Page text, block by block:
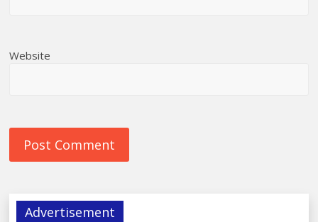
Website
Advertisement